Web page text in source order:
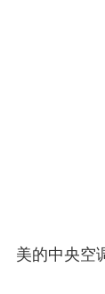
美的中央空